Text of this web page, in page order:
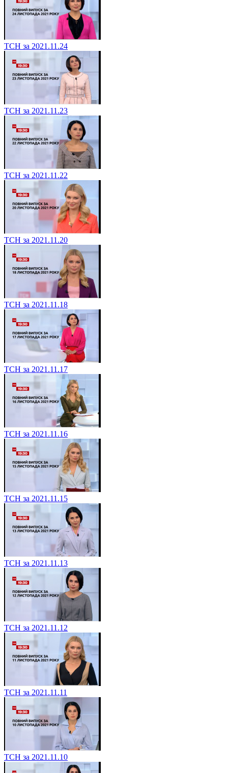
ТСН за 2021.11.24
ТСН за 2021.11.23
ТСН за 2021.11.22
ТСН за 2021.11.20
ТСН за 2021.11.18
ТСН за 2021.11.17
ТСН за 2021.11.16
ТСН за 2021.11.15
ТСН за 2021.11.13
ТСН за 2021.11.12
ТСН за 2021.11.11
ТСН за 2021.11.10